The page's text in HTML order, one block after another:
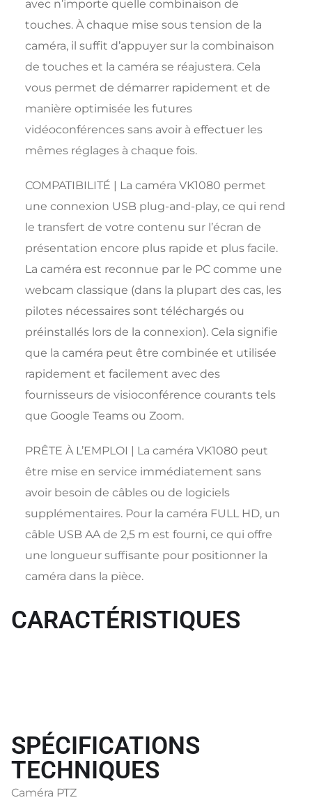
avec n’importe quelle combinaison de
touches. À chaque mise sous tension de la
caméra, il suffit d’appuyer sur la combinaison
de touches et la caméra se réajustera. Cela
vous permet de démarrer rapidement et de
manière optimisée les futures
vidéoconférences sans avoir à effectuer les
mêmes réglages à chaque fois.
COMPATIBILITÉ | La caméra VK1080 permet
une connexion USB plug-and-play, ce qui rend
le transfert de votre contenu sur l’écran de
présentation encore plus rapide et plus facile.
La caméra est reconnue par le PC comme une
webcam classique (dans la plupart des cas, les
pilotes nécessaires sont téléchargés ou
préinstallés lors de la connexion). Cela signifie
que la caméra peut être combinée et utilisée
rapidement et facilement avec des
fournisseurs de visioconférence courants tels
que Google Teams ou Zoom.
PRÊTE À L’EMPLOI | La caméra VK1080 peut
être mise en service immédiatement sans
avoir besoin de câbles ou de logiciels
supplémentaires. Pour la caméra FULL HD, un
câble USB AA de 2,5 m est fourni, ce qui offre
une longueur suffisante pour positionner la
caméra dans la pièce.
CARACTÉRISTIQUES
SPÉCIFICATIONS
TECHNIQUES
Caméra PTZ